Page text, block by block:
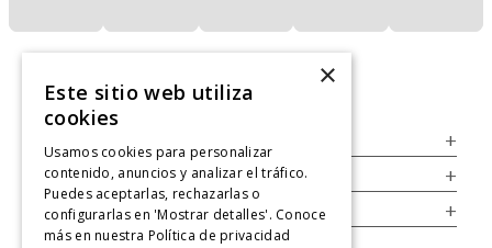
+
Legal +
Cuenta +
×
Este sitio web utiliza
cookies
Usamos cookies para personalizar
contenido, anuncios y analizar el tráfico.
Puedes aceptarlas, rechazarlas o
configurarlas en 'Mostrar detalles'. Conoce
más en nuestra Política de privacidad